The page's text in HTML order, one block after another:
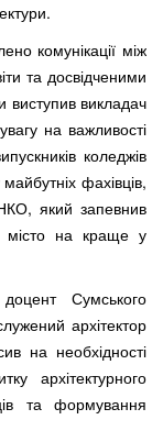
комунікації між
та досвідченими
виступив викладач
на важливості
коледжів
фахівців,
який запевнив
місто на краще у
Сумського
архітектор
на необхідності
архітектурного
та формування